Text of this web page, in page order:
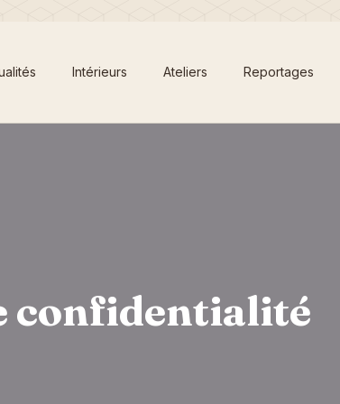
Intérieurs Ateliers Reportages
confidentialité